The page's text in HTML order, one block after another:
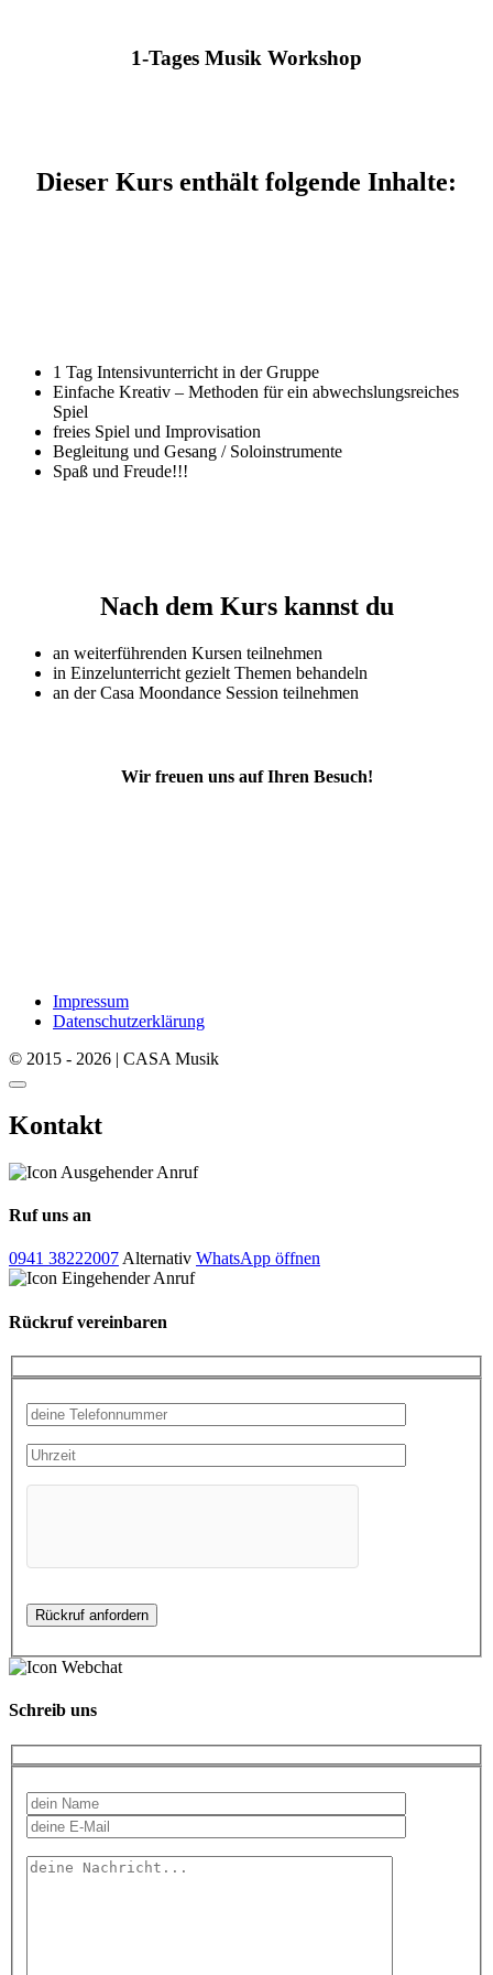
1-Tages Musik Workshop
Dieser Kurs enthält folgende Inhalte:
1 Tag Intensivunterricht in der Gruppe
Einfache Kreativ – Methoden für ein abwechslungsreiches
Spiel
freies Spiel und Improvisation
Begleitung und Gesang / Soloinstrumente
Spaß und Freude!!!
Nach dem Kurs kannst du
an weiterführenden Kursen teilnehmen
in Einzelunterricht gezielt Themen behandeln
an der Casa Moondance Session teilnehmen
Wir freuen uns auf Ihren Besuch!
Impressum
Datenschutzerklärung
© 2015 - 2026 | CASA Musik
Kontakt
Ruf uns an
0941 38222007Alternativ WhatsApp öffnen
Rückruf vereinbaren
Schreib uns